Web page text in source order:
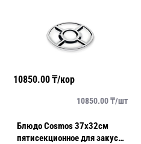
10850.00₸/кор
10850.00₸/шт
Блюдо Cosmos 37х32см
пятисекционное для закусок